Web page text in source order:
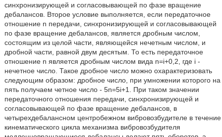
синхронизирующей и согласовывающей по фазе вращение
дебалансов. Второе условие выполняется, если передаточное
отношение n передачи, синхронизирующей и согласовывающей
по фазе вращение дебалансов, является дробным числом,
состоящим из целой части, являющейся нечетным числом, и
дробной части, равной двум десятым. То есть передаточное
отношение n является дробным числом вида n=i+0,2, где i -
нечетное число. Такое дробное число можно охарактеризовать
следующим образом: дробное число, при умножении которого на
пять получаем четное число - 5n=5i+1. При таком значении
передаточного отношения передачи, синхронизирующей и
согласовывающей по фазе вращение дебалансов, в
четырехдебалансном центробежном вибровозбудителе в течение
кинематического цикла механизма вибровозбудителя